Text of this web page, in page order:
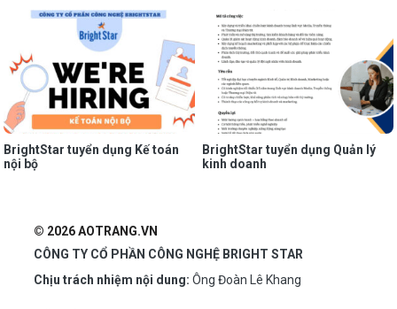
BrightStar tuyển dụng Kế toán
nội bộ
BrightStar tuyển dụng Quản lý
kinh doanh
© 2026 AOTRANG.VN
CÔNG TY CỔ PHẦN CÔNG NGHỆ BRIGHT STAR
Chịu trách nhiệm nội dung: Ông Đoàn Lê Khang